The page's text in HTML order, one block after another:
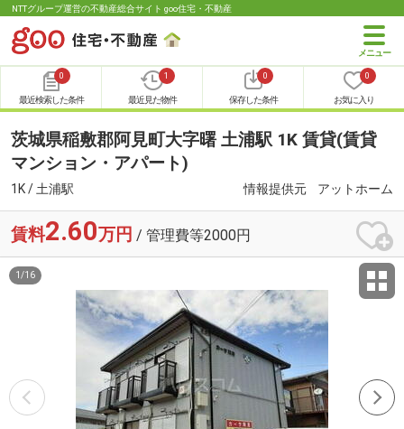
NTTグループ運営の不動産総合サイト goo住宅・不動産
0
最近検索した条件
1
最近見た物件
0
保存した条件
0
お気に入り
茨城県稲敷郡阿見町大字曙 土浦駅 1K 賃貸(賃貸
マンション・アパート)
1K / 土浦駅 情報提供元 アットホーム
賃料2.60万円 / 管理費等2000円
1 /16